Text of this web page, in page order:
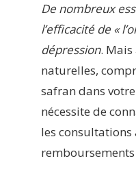
De nombreux
l’efficacité de «
dépression.
naturelles,
safran dans
nécessite de
les